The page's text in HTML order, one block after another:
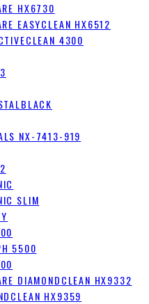
HX6730
EASYCLEAN HX6512
4300
NX-7413-919
SLIM
5500
DIAMONDCLEAN HX9332
HX9359